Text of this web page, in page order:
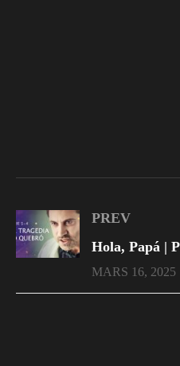
PREV
MARS 16, 2025